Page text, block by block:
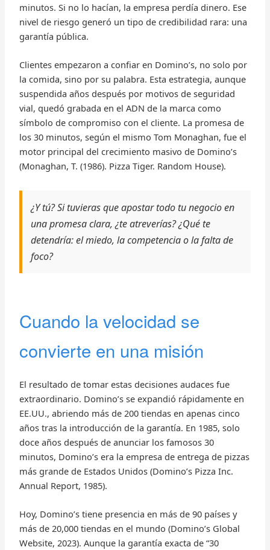
minutos. Si no lo hacían, la empresa perdía dinero. Ese
nivel de riesgo generó un tipo de credibilidad rara: una
garantía pública.
Clientes empezaron a confiar en Domino’s, no solo por
la comida, sino por su palabra. Esta estrategia, aunque
suspendida años después por motivos de seguridad
vial, quedó grabada en el ADN de la marca como
símbolo de compromiso con el cliente. La promesa de
los 30 minutos, según el mismo Tom Monaghan, fue el
motor principal del crecimiento masivo de Domino’s
(Monaghan, T. (1986). Pizza Tiger. Random House).
¿Y tú? Si tuvieras que apostar todo tu negocio en
una promesa clara, ¿te atreverías? ¿Qué te
detendría: el miedo, la competencia o la falta de
foco?
Cuando la velocidad se
convierte en una misión
El resultado de tomar estas decisiones audaces fue
extraordinario. Domino’s se expandió rápidamente en
EE.UU., abriendo más de 200 tiendas en apenas cinco
años tras la introducción de la garantía. En 1985, solo
doce años después de anunciar los famosos 30
minutos, Domino’s era la empresa de entrega de pizzas
más grande de Estados Unidos (Domino’s Pizza Inc.
Annual Report, 1985).
Hoy, Domino’s tiene presencia en más de 90 países y
más de 20,000 tiendas en el mundo (Domino’s Global
Website, 2023). Aunque la garantía exacta de “30